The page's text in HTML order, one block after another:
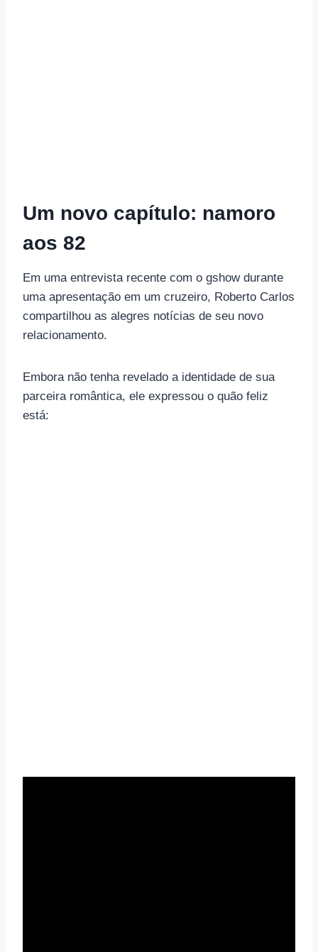
Um novo capítulo: namoro
aos 82
Em uma entrevista recente com o gshow durante
uma apresentação em um cruzeiro, Roberto Carlos
compartilhou as alegres notícias de seu novo
relacionamento.
Embora não tenha revelado a identidade de sua
parceira romântica, ele expressou o quão feliz
está: